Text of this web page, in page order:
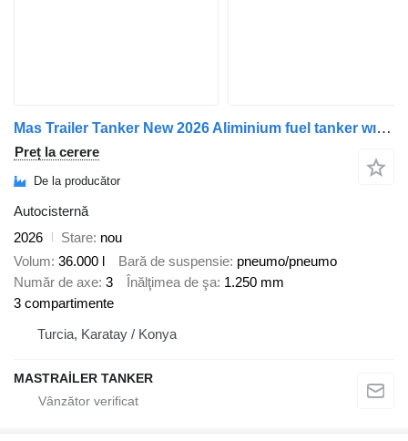
Mas Trailer Tanker New 2026 Aliminium fuel tanker wıth ADR
Preț la cerere
De la producător
Autocisternă
2026
Stare nou
Volum 36.000 l Bară de suspensie pneumo/pneumo
Număr de axe 3 Înălţimea de şa 1.250 mm
3 compartimente
Turcia, Karatay / Konya
MASTRAİLER TANKER